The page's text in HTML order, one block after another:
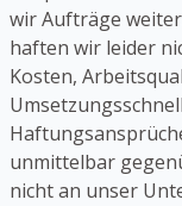
wir Aufträge
haften wir leider
Kosten,
unmittelbar
nicht an unser